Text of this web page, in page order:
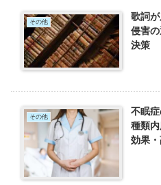
その他
歌詞
侵害
決策
その他
不眠
種類内
効果